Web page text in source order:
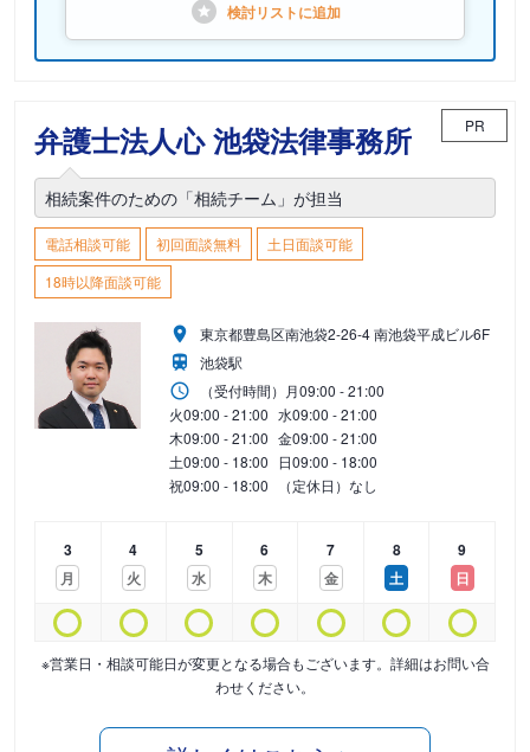
検討リストに追加
弁護士法人心 池袋法律事務所 PR
相続案件のための「相続チーム」が担当
電話相談可能 初回面談無料
土日面談可能
18時以降面談可能
東京都豊島区南池袋2-26-4 南池袋平成ビル6F
池袋駅
（受付時間） 月09:00 - 21:00
火09:00 - 21:00 水09:00 - 21:00
木09:00 - 21:00 金09:00 - 21:00
土09:00 - 18:00 日09:00 - 18:00
祝09:00 - 18:00 （定休日）なし
3
月
4
火
5
水
6
木
7
金
8
土
9
日
※営業日・相談可能日が変更となる場合もございます。詳細はお問い合
わせください。